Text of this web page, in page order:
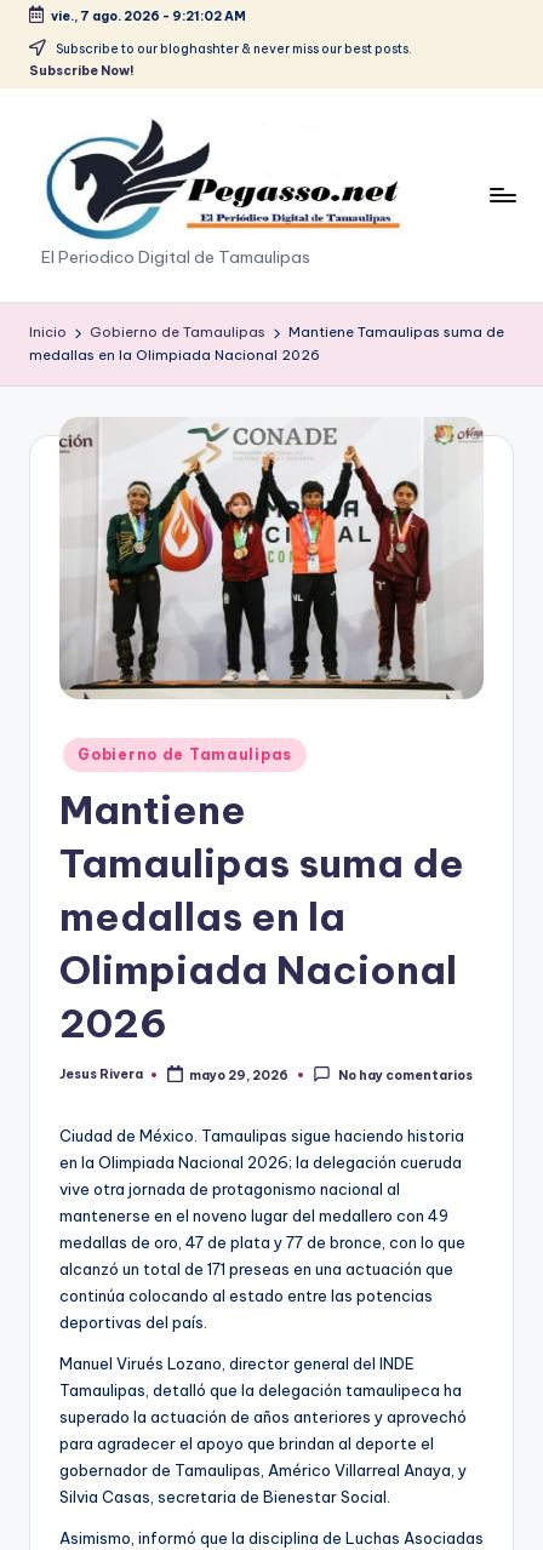
Saltar
vie., 7 ago. 2026 - 9:21:03 AM
Subscribe to our bloghashter & never miss our best posts.
Subscribe Now!
p
e
g
a
o
El Periodico Digital de Tamaulipas
Inicio Gobierno de Tamaulipas
Mantiene Tamaulipas suma de
medallas en la Olimpiada Nacional 2026
Publicado
en
Gobierno de Tamaulipas
Mantiene
Tamaulipas suma de
medallas en la
Olimpiada Nacional
2026
Publicado
Jesus Rivera mayo 29, 2026 No hay comentarios
Ciudad de México. Tamaulipas sigue haciendo historia
en la Olimpiada Nacional 2026; la delegación cueruda
vive otra jornada de protagonismo nacional al
mantenerse en el noveno lugar del medallero con 49
medallas de oro, 47 de plata y 77 de bronce, con lo que
alcanzó un total de 171 preseas en una actuación que
continúa colocando al estado entre las potencias
deportivas del país.
Manuel Virués Lozano, director general del INDE
Tamaulipas, detalló que la delegación tamaulipeca ha
superado la actuación de años anteriores y aprovechó
para agradecer el apoyo que brindan al deporte el
gobernador de Tamaulipas, Américo Villarreal Anaya, y
Silvia Casas, secretaria de Bienestar Social.
Asimismo, informó que la disciplina de Luchas Asociadas